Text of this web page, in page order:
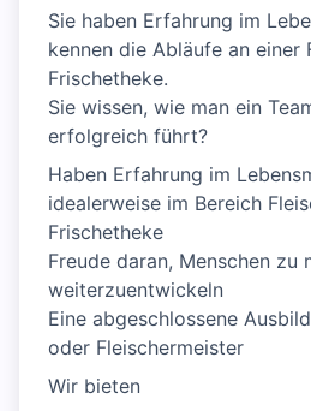
Sie haben Erfahrung im
kennen die Abläufe an einer
Frischetheke.
Sie wissen, wie man ein
erfolgreich führt?
Haben Erfahrung im
idealerweise im Bereich
Frischetheke
Freude daran, Menschen zu
weiterzuentwickeln
Eine abgeschlossene
oder Fleischermeister
Wir bieten